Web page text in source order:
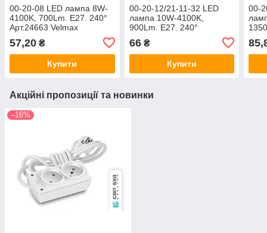
00-20-08 LED лампа 8W-
4100K, 700Lm. Е27. 240°
Арт.24663 Velmax
57,20 ₴
Купити
00-20-12/21-11-32 LED
лампа 10W-4100K,
900Lm. Е27. 240°
66₴
Купити
00-
Акційні пропозиції та новинки
–16%